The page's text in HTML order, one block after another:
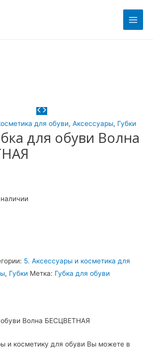
Main
для обуви, Аксессуары, Губки
для обуви Волна
5. Аксессуары и косметика для
, Губки Метка: Губка для обуви
обуви Волна БЕСЦВЕТНАЯ
и косметику для обуви Вы можете в